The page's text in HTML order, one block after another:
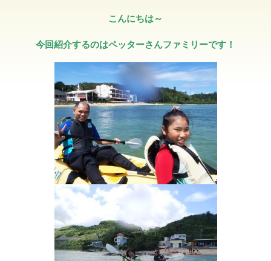
こんにちは～
今回紹介するのはペッターさんファミリーです！